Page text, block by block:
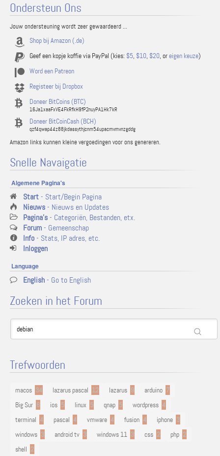
Ondersteun Ons
Jouw ondersteuning wordt zeer gewaardeerd ...
Shop bij Amazon (.de)
Geef een kopje koffie via PayPal (kies: $5, $10, $20, or eigen keuze)
Word een Patreon
Registeer bij Dropbox
Doneer BitCoins (BTC)
16Ja1xaaFxVE4FkRfkH9fP2nuyPA1Hk7kR
Doneer BitCoinCash (BCH)
qzf4qwap44z88jkdassythjcnm54upacmvmvnzgddg
Amazon links kunnen kleine vergoedingen voor ons genereren.
Snelle Navaigatie
Algemene Pagina's
Start- Start/Begin Pagina
Nieuws- Nieuws en Updates
Pagina's- Categoriën, Bestanden, etx.
Forum- Gemeenschap
Info- Stats, IP adres, etc.
Inloggen
Language
English- Go to English
Zoeken in het Forum
Trefwoorden
macos 34 lazarus pascal 12 lazarus 9 arduino 7
Big Sur 6 ios 5 linux 5 qnap 5 wordpress 4
terminal 4 pascal 4 vmware 4 fusion 4 iphone 3
windows 3 android tv 3 windows 11 3 css 2 php 2
shell 2